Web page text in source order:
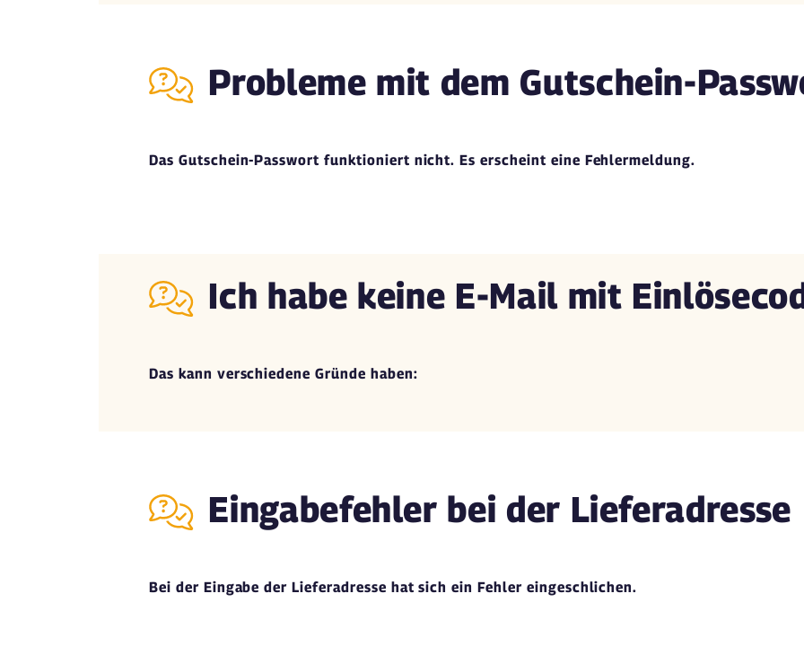
Probleme mit dem Gutschein-
Das Gutschein-Passwort funktioniert nicht. Es erscheint eine Fehlermeldung.
Ich habe keine E-Mail mit
Das kann verschiedene Gründe haben:
Eingabefehler bei der Lieferadresse
Bei der Eingabe der Lieferadresse hat sich ein Fehler eingeschlichen.